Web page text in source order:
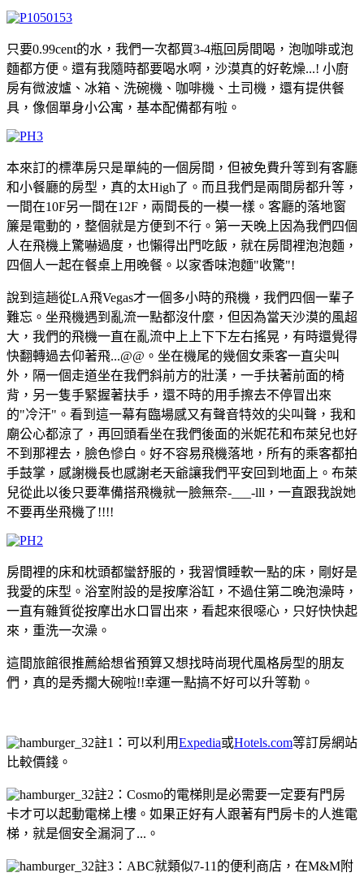
只要0.99cent的水，我們一次都買3-4瓶回房間喝，泡咖啡或泡
麵都方便。還有我隨時都要喝水啊，沙漠真的好乾燥...! 小廚
房有微波爐、冰箱、洗碗機、咖啡機、土司機，還有提供餐
具，像個單身小公寓，基本配備都有啦。
本來訂的標準房只是單純的一個房間，但被免費升等到有客廳
和小餐廳的房型，真的太High了。而且我們是兩間房都升等，
一間在10F另一間在12F，兩間長的一模一樣。客廳的落地窗
簾是電動的，整個就是方便到不行。第一天晚上因為我們四個
人在飛機上驚嚇過度，也懶得出門吃飯，就在房間裡泡泡麵，
四個人一起在餐桌上用晚餐。以家香味泡麵"收驚"!
說到這趟從LA飛Vegas才一個多小時的飛機，我們四個一輩子
難忘。坐飛機遇到亂流一點都沒什麼，但因為當天沙漠的風超
大，我們的飛機一直在亂流中上上下下左右搖晃，有時還覺得
快翻轉過去仰著飛...@@。坐在機尾的幾個女乘客一直尖叫
外，隔一個走道坐在我們斜前方的壯漢，一手扶著前面的椅
背，另一隻手緊握著扶手，還不時的用手擦去不停冒出來
的"冷汗"。看到這一幕有臨場感又有聲音特效的尖叫聲，我和
廟公心都涼了，再回頭看坐在我們後面的米妮花和布萊兒也好
不到那裡去，臉色慘白。好不容易飛機落地，所有的乘客都拍
手鼓掌，感謝機長也感謝老天爺讓我們平安回到地面上。布萊
兒從此以後只要準備搭飛機就一臉無奈-___-lll，一直跟我說她
不要再坐飛機了!!!!
房間裡的床和枕頭都蠻舒服的，我習慣睡軟一點的床，剛好是
我愛的床型。浴室附設的是按摩浴缸，不過住第二晚泡澡時，
一直有雜質從按摩出水口冒出來，看起來很噁心，只好快快起
來，重洗一次澡。
這間旅館很推薦給想省預算又想找時尚現代風格房型的朋友
們，真的是秀擱大碗啦!!幸運一點搞不好可以升等勒。
註1：可以利用Expedia或Hotels.com等訂房網站
比較價錢。
註2：Cosmo的電梯則是必需要一定要有門房
卡才可以起動電梯上樓。如果正好有人跟著有門房卡的人進電
梯，就是個安全漏洞了...。
註3：ABC就類似7-11的便利商店，在M&M附